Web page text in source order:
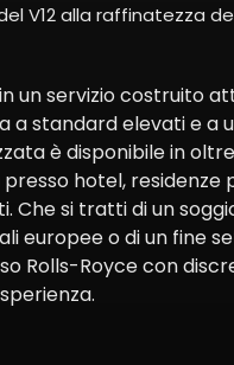
V12 alla raffinatezza
un servizio costruito
a standard elevati e a
è disponibile in
hotel, residenze
si tratti di un
europee o di un fine
Rolls-Royce con